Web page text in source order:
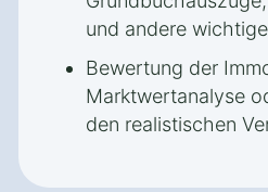
und andere
Bewertung der
Marktwertanalyse
den realistischen